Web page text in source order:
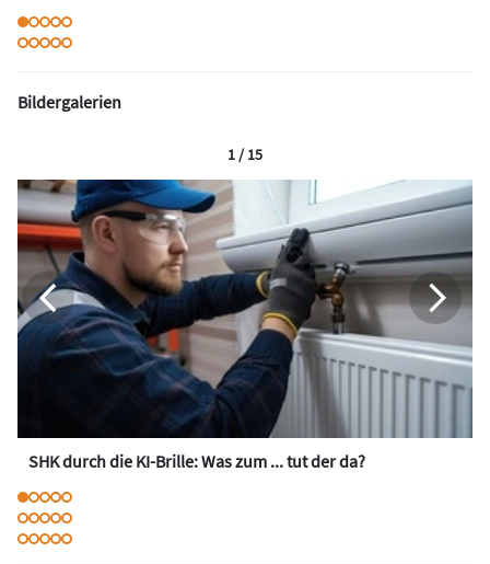
Bildergalerien
SHK durch die KI-Brille: Was zum ... tut der da?
1 / 15